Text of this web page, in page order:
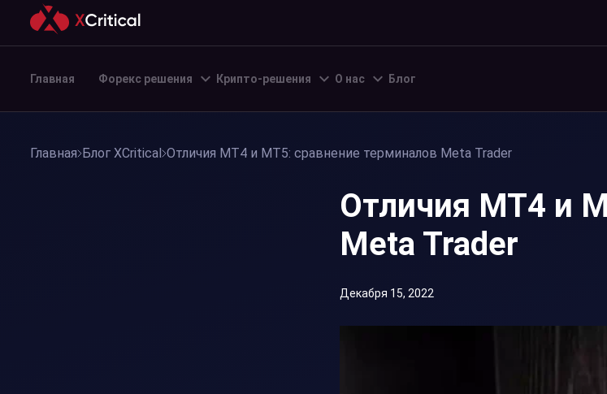
Главная Форекс решения Крипто-решения О нас Блог
Главная Блог XCritical Отличия MT4 и MT5: сравнение терминалов Meta Trader
Отличия MT4 и
Meta Trader
Декабря 15, 2022